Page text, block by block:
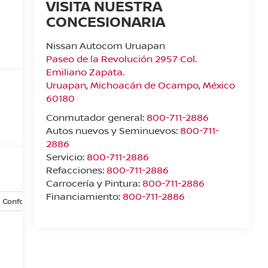
VISITA NUESTRA
CONCESIONARIA
Nissan Autocom Uruapan
Paseo de la Revolución 2957 Col.
Emiliano Zapata.
Uruapan,Michoacán de Ocampo, México
60180
Conmutador general: 800-711-2886
Autos nuevos y Seminuevos: 800-711-
2886
Servicio: 800-711-2886
Refacciones: 800-711-2886
Carrocería y Pintura: 800-711-2886
Financiamiento: 800-711-2886
Confort y conveniencia Exterior Infoentretenimiento